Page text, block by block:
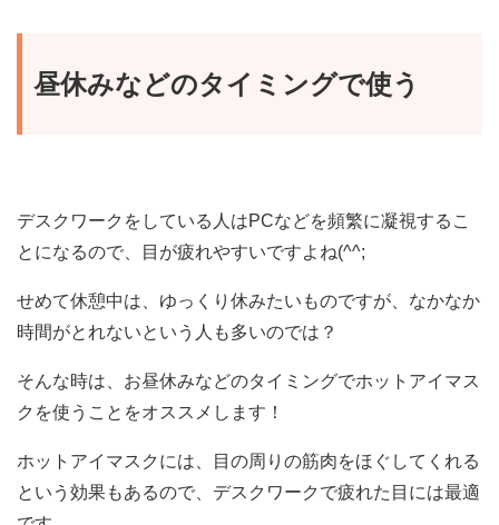
昼休みなどのタイミングで使う
デスクワークをしている人はPCなどを頻繁に凝視するこ
とになるので、目が疲れやすいですよね(^^;
せめて休憩中は、ゆっくり休みたいものですが、なかなか
時間がとれないという人も多いのでは？
そんな時は、お昼休みなどのタイミングでホットアイマス
クを使うことをオススメします！
ホットアイマスクには、目の周りの筋肉をほぐしてくれる
という効果もあるので、デスクワークで疲れた目には最適